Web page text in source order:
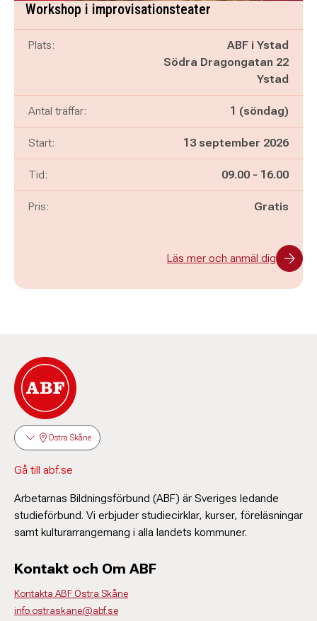
Workshop i improvisationsteater
Plats:
ABF i Ystad
Södra Dragongatan 22
Ystad
Antal träffar: 1 (söndag)
Start: 13 september 2026
Tid: Pågår mellan
09.00 - och
16.00
Pris: Gratis
Läs mer och anmäl dig
Östra Skåne
Gå till abf.se
Arbetarnas Bildningsförbund (ABF) är Sveriges ledande
studieförbund. Vi erbjuder studiecirklar, kurser, föreläsningar
samt kulturarrangemang i alla landets kommuner.
Kontakt och Om ABF
Kontakta ABF Östra Skåne
info.ostraskane@abf.se